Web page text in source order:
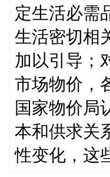
定生活必需
生活密切相
加以引导；
市场物价，
国家物价局
本和供求关
性变化，这